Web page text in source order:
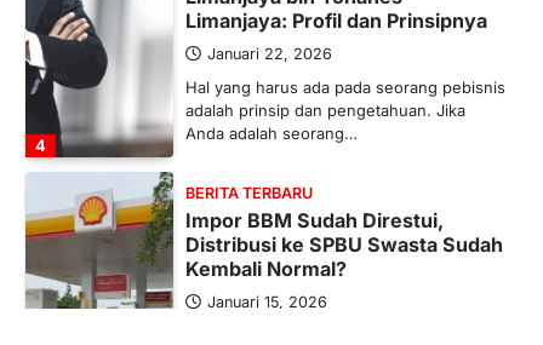
4
Limanjaya: Profil dan Prinsipnya
Januari 22, 2026
Hal yang harus ada pada seorang pebisnis
adalah prinsip dan pengetahuan. Jika
Anda adalah seorang…
BERITA TERBARU
Impor BBM Sudah Direstui,
Distribusi ke SPBU Swasta Sudah
Kembali Normal?
Januari 15, 2026